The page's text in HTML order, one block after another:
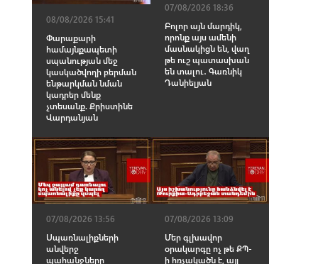
08/08/2026 15:41
Փարաքարի
համայնքապետի
սպանության մեջ
կասկածվողի բերման
ենթարկման նման
կադրեր մենք
չտեսանք. Քրիստինե
Վարդանյան
07/08/2026 18:36
Բոլոր այն մարդիկ,
որոնք այս ամենի
մասնակիցն են, վաղ
թե ուշ պատասխան
են տալու․ Գառնիկ
Դանիելյան
07/08/2026 13:56
Սպառնալիքների
անվերջ
պահանջները
07/08/2026 13:09
Մեր գլխավոր
օրակարգը ոչ թե ՔՊ-
ի հռչակածն է, այլ